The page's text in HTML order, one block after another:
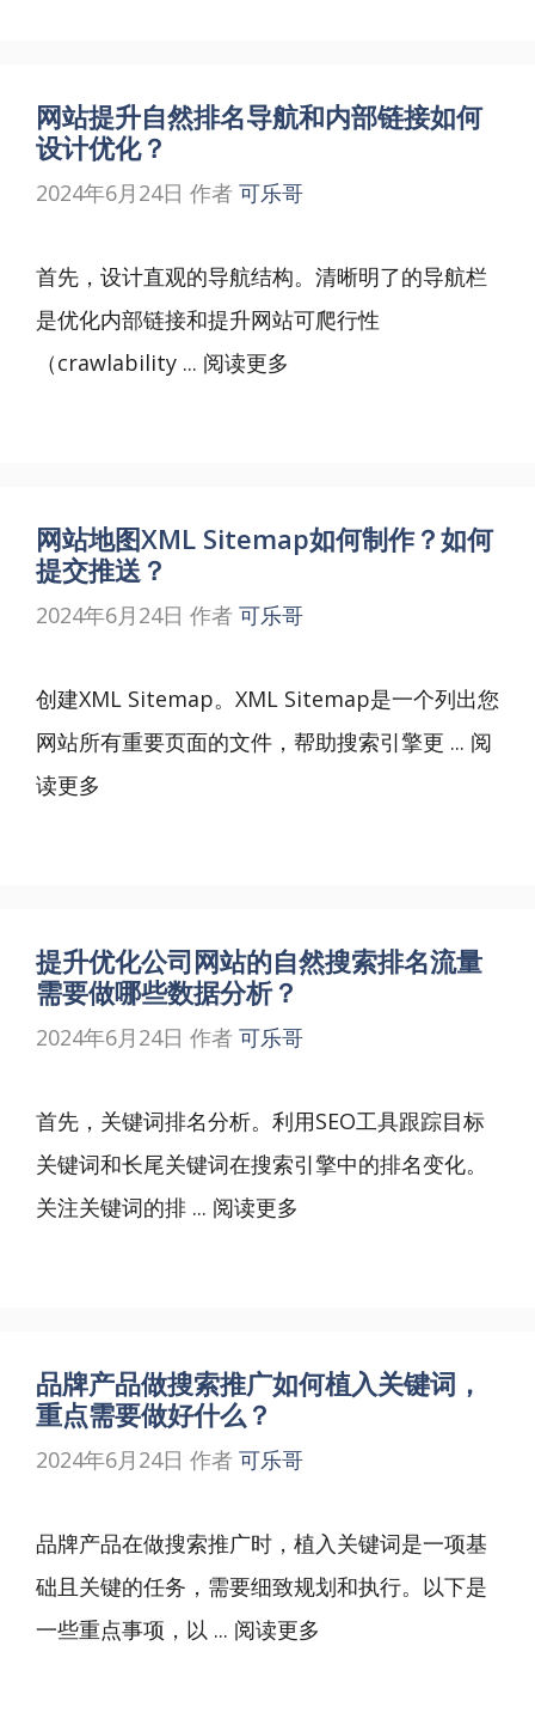
网站提升自然排名导航和内部链接如何
设计优化？
2024年6月24日 作者 可乐哥
首先，设计直观的导航结构。清晰明了的导航栏
是优化内部链接和提升网站可爬行性
（crawlability ... 阅读更多
网站地图XML Sitemap如何制作？如何
提交推送？
2024年6月24日 作者 可乐哥
创建XML Sitemap。XML Sitemap是一个列出您
网站所有重要页面的文件，帮助搜索引擎更 ... 阅
读更多
提升优化公司网站的自然搜索排名流量
需要做哪些数据分析？
2024年6月24日 作者 可乐哥
首先，关键词排名分析。利用SEO工具跟踪目标
关键词和长尾关键词在搜索引擎中的排名变化。
关注关键词的排 ... 阅读更多
品牌产品做搜索推广如何植入关键词，
重点需要做好什么？
2024年6月24日 作者 可乐哥
品牌产品在做搜索推广时，植入关键词是一项基
础且关键的任务，需要细致规划和执行。以下是
一些重点事项，以 ... 阅读更多